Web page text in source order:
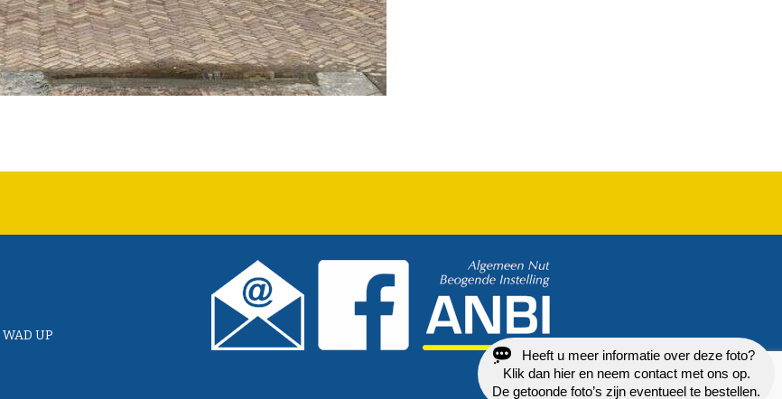
WAD UP
Heeft u meer informatie over deze foto?
Klik dan hier en neem contact met ons op.
De getoonde foto’s zijn eventueel te bestellen.